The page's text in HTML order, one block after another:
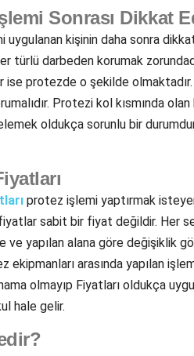
Sonrası Dikkat
uygulanan kişinin daha sonra
türlü darbeden korumak
ise protezde o şekilde
Protezi kol kısmında
oldukça sorunlu bir
protez işlemi yaptırmak
sabit bir fiyat değildir. Her
ve yapılan alana göre değişiklik
ekipmanları arasında yapılan
olmayıp Fiyatları oldukça
hale gelir.